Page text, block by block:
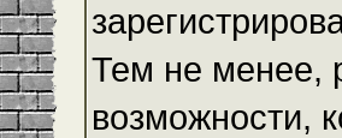
Тем не менее,
возможности,